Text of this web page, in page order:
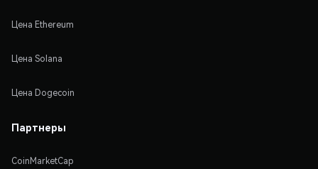
Цена Ethereum
Цена Solana
Цена Dogecoin
Партнеры
CoinMarketCap